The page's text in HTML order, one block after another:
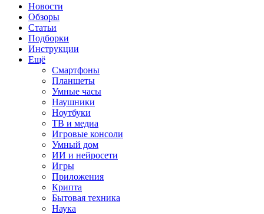
Новости
Обзоры
Статьи
Подборки
Инструкции
Ещё
Смартфоны
Планшеты
Умные часы
Наушники
Ноутбуки
ТВ и медиа
Игровые консоли
Умный дом
ИИ и нейросети
Игры
Приложения
Крипта
Бытовая техника
Наука